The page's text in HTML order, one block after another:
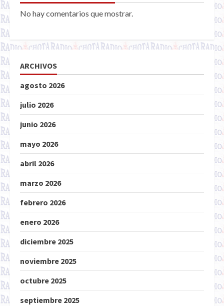
No hay comentarios que mostrar.
ARCHIVOS
agosto 2026
julio 2026
junio 2026
mayo 2026
abril 2026
marzo 2026
febrero 2026
enero 2026
diciembre 2025
noviembre 2025
octubre 2025
septiembre 2025